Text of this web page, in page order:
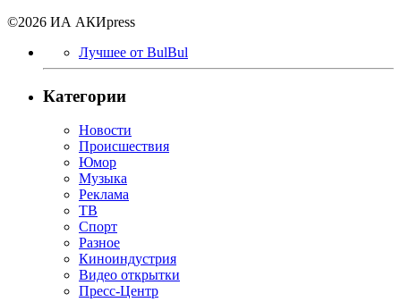
©2026 ИА АКИpress
Лучшее от BulBul
Категории
Новости
Происшествия
Юмор
Музыка
Реклама
ТВ
Спорт
Разное
Киноиндустрия
Видео открытки
Пресс-Центр